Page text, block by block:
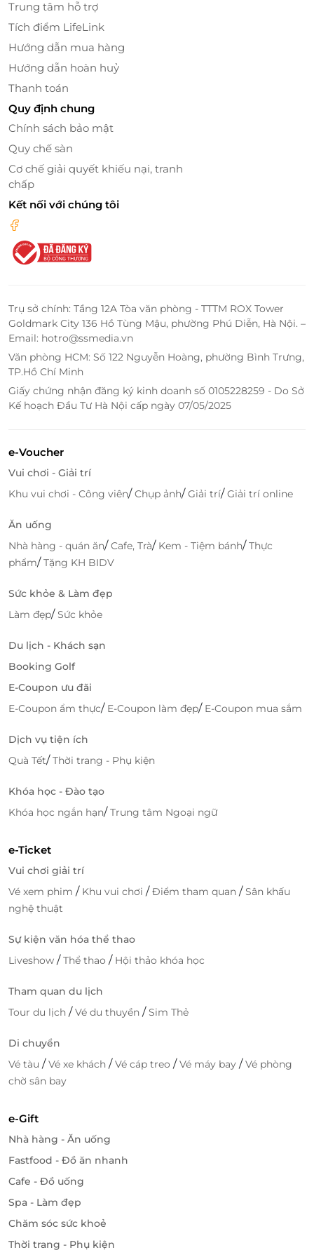
tiện nghi và phong cách hiện đại, phòng tắm sẽ
mang đến cho bạn cảm giác thoải mái như đang ở
trong một spa cao cấp.
Không chỉ sở hữu những phòng nghỉ sang trọng,
Senna Hue Hotel còn cung cấp rất nhiều tiện ích
bơi ngoài trời, nhà hàng cao cấp cho đến các dịch vụ
và tận hưởng kỳ nghỉ của mình.Với vị trí lý tưởng, chỉ
khám phá văn hóa và di sản của thành phố này,
đồng thời cũng là một nơi tuyệt vời để thư giãn và
Ưu Đãi Đặc Biệt Khi Đặt Phòng Qua
LifeLink
Đặt phòngPremier Suite
LifeLinkmang đến cho bạn không chỉ một không
hưởng cácưu đãi hấp dẫn
dàng tìm kiếm những deal hấp dẫn, giúp tiết kiệm
chi phí mà vẫn tận hưởng chất lượng dịch vụ tuyệt
Những ưu đãi này không chỉ giúp bạn có được một
kỳ nghỉ hoàn hảo với mức giá hợp lý mà còn giúp
bạn dễ dàng lựa chọn được thời gian và phương
thức đặt phòng phù hợp. Đây chính là giải pháp tiện
lợi để bạn có thể tận hưởng một kỳ nghỉ đáng nhớ
tại một trong những khách sạn đẳng cấp nhất ở
Huế.
Hãy đặt phòng ngay hôm nay qua
nghiệm kỳ nghỉ mơ ước tại một trong những khách
Trung tâm hỗ trợ
Tích điểm LifeLink
Hướng dẫn mua hàng
Hướng dẫn hoàn huỷ
Thanh toán
Quy định chung
Chính sách bảo mật
Quy chế sàn
Cơ chế giải quyết khiếu nại, tranh
chấp
Kết nối với chúng tôi
Trụ sở chính: Tầng 12A Tòa văn phòng - TTTM ROX Tower
Goldmark City 136 Hồ Tùng Mậu, phường Phú Diễn, Hà Nội. –
Email: hotro@ssmedia.vn
Văn phòng HCM: Số 122 Nguyễn Hoàng, phường Bình Trưng,
TP.Hồ Chí Minh
Giấy chứng nhận đăng ký kinh doanh số 0105228259 - Do Sở
Kế hoạch Đầu Tư Hà Nội cấp ngày 07/05/2025
e-Voucher
Vui chơi - Giải trí
Khu vui chơi - Công viên/Chụp ảnh/Giải trí/Giải trí online
Ăn uống
Nhà hàng - quán ăn/Cafe, Trà/ Kem - Tiệm bánh/Thực
phẩm/Tặng KH BIDV
Sức khỏe & Làm đẹp
Làm đẹp/Sức khỏe
Du lịch - Khách sạn
Booking Golf
E-Coupon ưu đãi
E-Coupon ẩm thực/ E-Coupon làm đẹp/ E-Coupon mua sắm
Dịch vụ tiện ích
Quà Tết/Thời trang - Phụ kiện
Khóa học - Đào tạo
Khóa học ngắn hạn/Trung tâm Ngoại ngữ
e-Ticket
Vui chơi giải trí
Vé xem phim / Khu vui chơi /Điểm tham quan /Sân khấu
nghệ thuật
Sự kiện văn hóa thể thao
Liveshow /Thể thao / Hội thảo khóa học
Tham quan du lịch
Tour du lịch /Vé du thuyền /Sim Thẻ
Di chuyển
Vé tàu /Vé xe khách /Vé cáp treo /Vé máy bay /Vé phòng
chờ sân bay
e-Gift
Nhà hàng - Ăn uống
Fastfood - Đồ ăn nhanh
Cafe - Đồ uống
Spa - Làm đẹp
Chăm sóc sức khoẻ
Thời trang - Phụ kiện